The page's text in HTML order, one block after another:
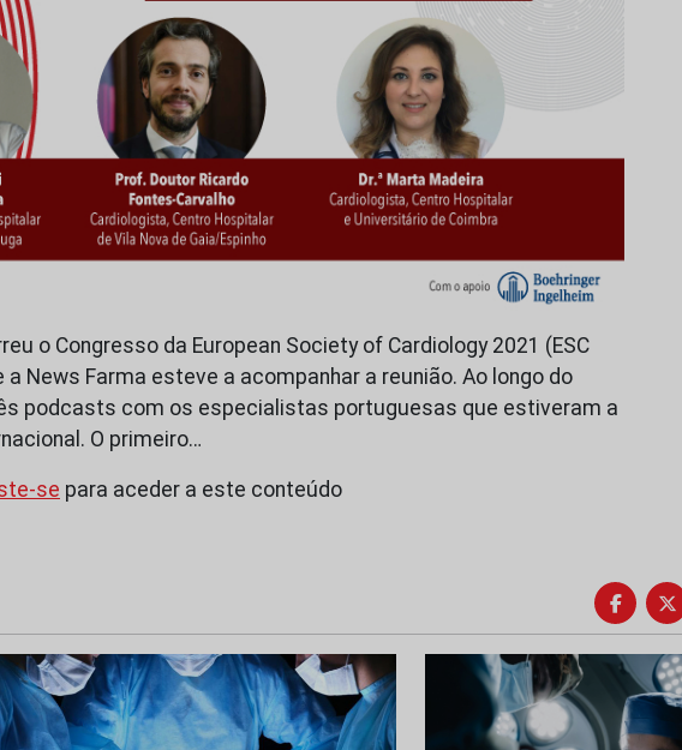
o Congresso da European Society of Cardiology 2021 (ESC
News Farma esteve a acompanhar a reunião. Ao longo do
podcasts com os especialistas portuguesas que estiveram a
O primeiro…
se para aceder a este conteúdo